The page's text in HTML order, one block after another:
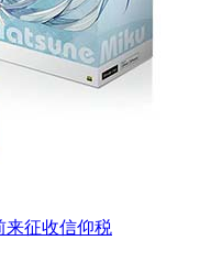
来征收信仰税